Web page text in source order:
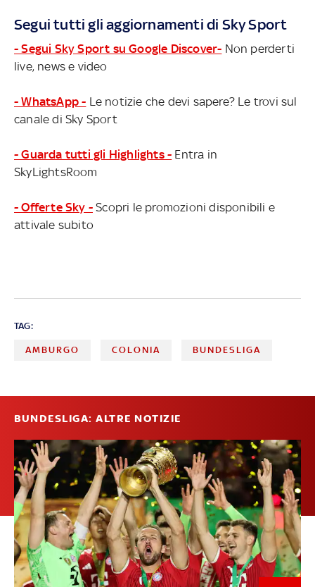
Segui tutti gli aggiornamenti di Sky Sport
- Segui Sky Sport su Google Discover- Non perderti
live, news e video
- WhatsApp - Le notizie che devi sapere? Le trovi sul
canale di Sky Sport
- Guarda tutti gli Highlights - Entra in
SkyLightsRoom
- Offerte Sky - Scopri le promozioni disponibili e
attivale subito
TAG:
AMBURGO COLONIA BUNDESLIGA
BUNDESLIGA: ALTRE NOTIZIE